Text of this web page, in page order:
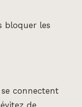
bloquer les
connectent